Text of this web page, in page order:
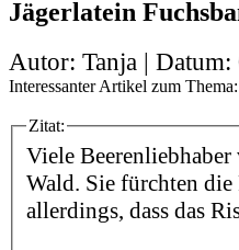
Jägerlatein
Autor: Tanja | Datum:
Interessanter Artikel zum Thema:
Zitat:
Viele
Wald. Sie fürchten
allerdings, dass das